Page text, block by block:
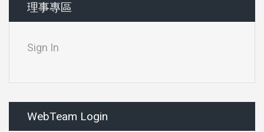
理事專區
Sign In
WebTeam Login